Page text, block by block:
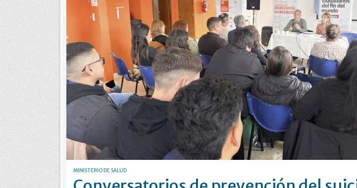
MINISTERIO DE SALUD